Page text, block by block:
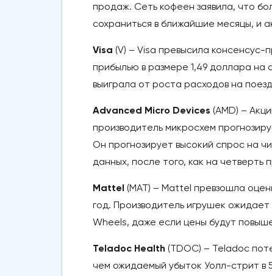
продаж. Сеть кофеен заявила, что
сохраниться в ближайшие месяцы, и
Visa (V) – Visa превысила консенсус-
прибылью в размере 1,49 доллара
выиграла от роста расходов на
Advanced Micro Devices (AMD) –
производитель микросхем
Он прогнозирует высокий спрос на
данных, после того, как на
Mattel (MAT) – Mattel превзошла
год. Производитель игрушек
Wheels, даже если цены будут
Teladoc Health (TDOC) – Teladoc
чем ожидаемый убыток Уолл-стрит в